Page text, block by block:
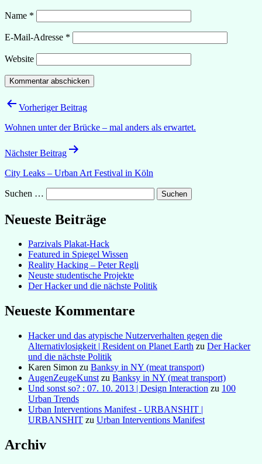
Name *
E-Mail-Adresse *
Website
Beitragsnavigation
Vorheriger Beitrag
Wohnen unter der Brücke – mal anders als erwartet.
Nächster Beitrag
City Leaks – Urban Art Festival in Köln
Suchen …
Neueste Beiträge
Parzivals Plakat-Hack
Featured in Spiegel Wissen
Reality Hacking – Peter Regli
Neuste studentische Projekte
Der Hacker und die nächste Politik
Neueste Kommentare
Hacker und das atypische Nutzerverhalten gegen die
Alternativlosigkeit | Resident on Planet Earth zu Der Hacker
und die nächste Politik
Karen Simon zu Banksy in NY (meat transport)
AugenZeugeKunst zu Banksy in NY (meat transport)
Und sonst so? : 07. 10. 2013 | Design Interaction zu 100
Urban Trends
Urban Interventions Manifest - URBANSHIT |
URBANSHIT zu Urban Interventions Manifest
Archiv